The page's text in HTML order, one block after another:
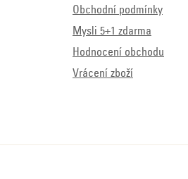
Obchodní podmínky
Mysli 5+1 zdarma
Hodnocení obchodu
Vrácení zboží